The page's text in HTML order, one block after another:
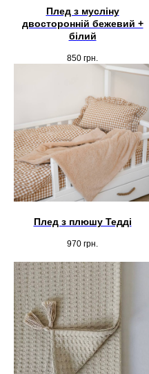
Плед з мусліну
двосторонній бежевий +
білий
850 грн.
Плед з плюшу Тедді
970 грн.